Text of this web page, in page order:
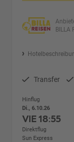
BILLA
Transfer
Hinflug
Di., 6.10.26
VIE18:55
Direktflug
Sun Express